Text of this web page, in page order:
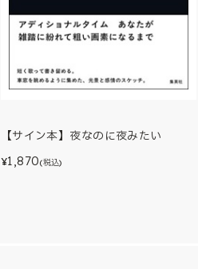
【サイン本】夜なのに夜みたい
¥1,870(税込)